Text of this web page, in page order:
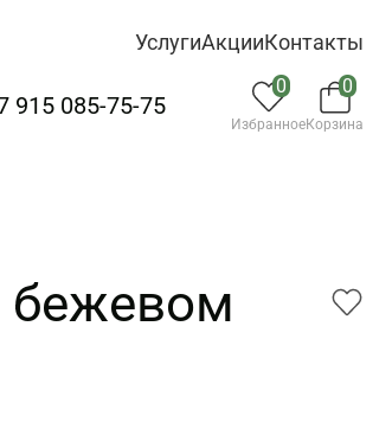
УслугиАкцииКонтакты
915 085-75-75
0
Избранное
0
Корзина
бежевом